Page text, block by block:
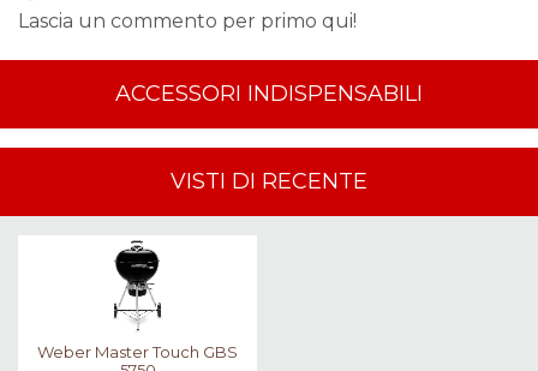
Lascia un commento per primo qui!
ACCESSORI INDISPENSABILI
VISTI DI RECENTE
Weber Master Touch GBS